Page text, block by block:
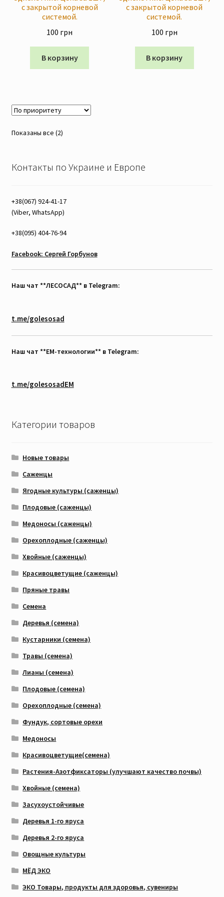
Скидки
с закрытой корневой
системой.
100 грн
В корзину
с закрытой корневой
системой.
100 грн
В корзину
Показаны все (2)
Контакты по Украине и Европе
+38(067) 924-41-17
(Viber, WhatsApp)
+38(095) 404-76-94
Facebook: Сергей Горбунов
Наш чат **ЛЕСОСАД** в Telegram:
t.me/golesosad
Наш чат **EM-технологии** в Telegram:
t.me/golesosadEM
Категории товаров
Новые товары
Саженцы
Ягодные культуры (саженцы)
Плодовые (саженцы)
Медоносы (саженцы)
Орехоплодные (саженцы)
Хвойные (саженцы)
Красивоцветущие (саженцы)
Пряные травы
Семена
Деревья (семена)
Кустарники (семена)
Травы (семена)
Лианы (семена)
Плодовые (семена)
Орехоплодные (семена)
Фундук, сортовые орехи
Медоносы
Красивоцветущие(семена)
Растения-Азотфиксаторы (улучшают качество почвы)
Хвойные (семена)
Засухоустойчивые
Деревья 1-го яруса
Деревья 2-го яруса
Овощные культуры
МЁД ЭКО
ЭКО Товары, продукты для здоровья, сувениры